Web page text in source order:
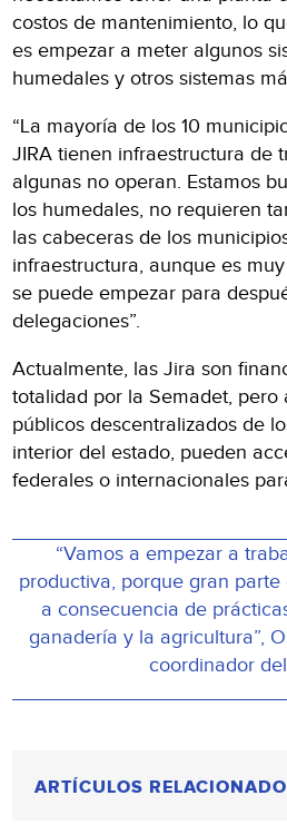
costos de mantenimiento, lo
es empezar a meter algunos
humedales y otros sistemas
“La mayoría de los 10
JIRA tienen infraestructura de
algunas no operan. Estamos
los humedales, no requieren
las cabeceras de los
infraestructura, aunque es
se puede empezar para
delegaciones”.
Actualmente, las Jira son
totalidad por la Semadet, pero
públicos descentralizados de
interior del estado, pueden
federales o internacionales
“Vamos a empezar a
productiva, porque gran
a consecuencia de
ganadería y la agricultura”,
coordinador
ARTÍCULOS